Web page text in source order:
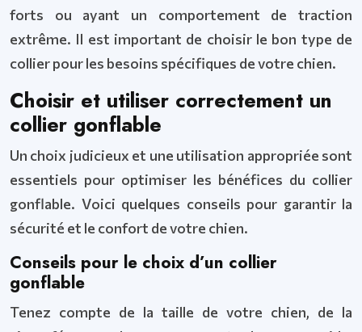
forts ou ayant un comportement de traction
extrême. Il est important de choisir le bon type de
collier pour les besoins spécifiques de votre chien.
Choisir et utiliser correctement un
collier gonflable
Un choix judicieux et une utilisation appropriée sont
essentiels pour optimiser les bénéfices du collier
gonflable. Voici quelques conseils pour garantir la
sécurité et le confort de votre chien.
Conseils pour le choix d’un collier
gonflable
Tenez compte de la taille de votre chien, de la